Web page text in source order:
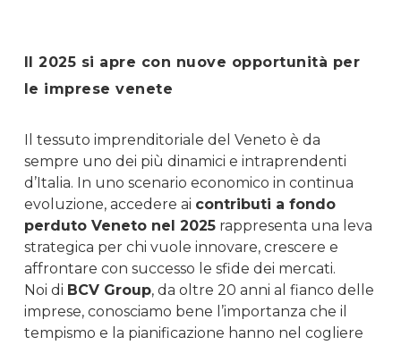
Il 2025 si apre con nuove opportunità per
le imprese venete
Il tessuto imprenditoriale del Veneto è da
sempre uno dei più dinamici e intraprendenti
d’Italia. In uno scenario economico in continua
evoluzione, accedere ai contributi a fondo
perduto Veneto nel 2025rappresenta una leva
strategica per chi vuole innovare, crescere e
affrontare con successo le sfide dei mercati.
Noi di BCV Group, da oltre 20 anni al fianco delle
imprese, conosciamo bene l’importanza che il
tempismo e la pianificazione hanno nel cogliere